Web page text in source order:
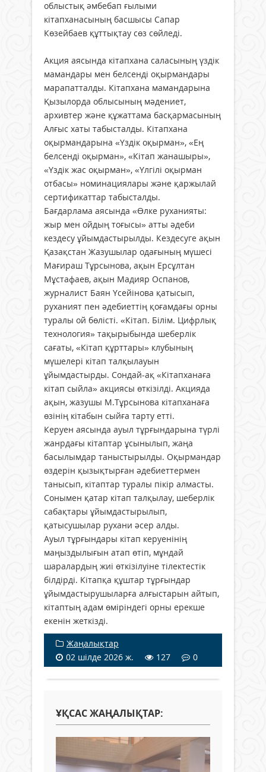
облыстық әмбебап ғылыми
кітапханасының басшысы Сапар
Көзейбаев құттықтау сөз сөйледі.
Акция аясында кітапхана саласының үздік
мамандары мен белсенді оқырмандары
марапатталды. Кітапхана мамандарына
Қызылорда облысының мәдениет,
архивтер және құжаттама басқармасының
Алғыс хаты табысталды. Кітапхана
оқырмандарына «Үздік оқырман», «Ең
белсенді оқырман», «Кітап жанашыры»,
«Үздік жас оқырман», «Үлгілі оқырман
отбасы» номинациялары және қаржылай
сертификаттар табысталды.
Бағдарлама аясында «Өлке руханияты:
жыр мен ойдың тоғысы» атты әдеби
кездесу ұйымдастырылды. Кездесуге ақын
Қазақстан Жазушылар одағының мүшесі
Мағираш Тұрсынова, ақын Ерсұлтан
Мұстафаев, ақын Мадияр Оспанов,
журналист Баян Үсейінова қатысып,
руханият пен әдебиеттің қоғамдағы орны
туралы ой бөлісті. «Кітап. Білім. Цифрлық
технология» тақырыбында шеберлік
сағаты, «Кітап құрттары» клубының
мүшелері кітап талқылауын
ұйымдастырды. Сондай-ақ «Кітапханаға
кітап сыйла» акциясы өткізілді. Акцияда
ақын, жазушы М.Тұрсынова кітапханаға
өзінің кітабын сыйға тарту етті.
Керуен аясында ауыл тұрғындарына түрлі
жанрдағы кітаптар ұсынылып, жаңа
басылымдар таныстырылды. Оқырмандар
өздерін қызықтырған әдебиеттермен
танысып, кітаптар туралы пікір алмасты.
Сонымен қатар кітап талқылау, шеберлік
сабақтары ұйымдастырылып,
қатысушылар рухани әсер алды.
Ауыл тұрғындары кітап керуенінің
маңыздылығын атап өтіп, мұндай
шаралардың жиі өткізілуіне тілектестік
білдірді. Кітапқа құштар тұрғындар
ұйымдастырушыларға алғыстарын айтып,
кітаптың адам өміріндегі орны ерекше
екенін жеткізді.
Жаңалықтар
02 шілде 2026 ж.
127 0
ҰҚСАС ЖАҢАЛЫҚТАР: